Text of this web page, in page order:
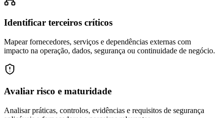
Identificar terceiros críticos
Mapear fornecedores, serviços e dependências externas com
impacto na operação, dados, segurança ou continuidade de negócio.
Avaliar risco e maturidade
Analisar práticas, controlos, evidências e requisitos de segurança